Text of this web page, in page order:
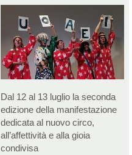
Dal 12 al 13 luglio la seconda
edizione della manifestazione
dedicata al nuovo circo,
all’affettività e alla gioia
condivisa